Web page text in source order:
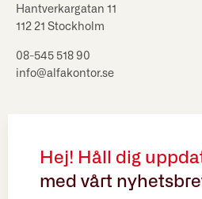
Hantverkargatan 11
112 21 Stockholm
08-545 518 90
info@alfakontor.se
Hej! Håll dig
med vårt